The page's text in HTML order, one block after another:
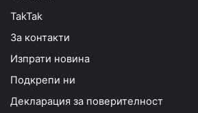
TakTak
За контакти
Изпрати новина
Подкрепи ни
Декларация за поверителност